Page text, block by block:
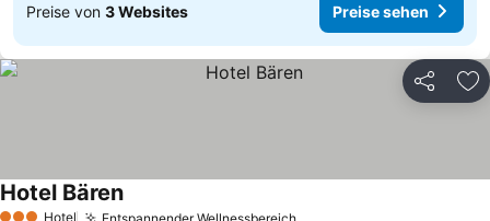
Preise von 3 Websites Preise sehen
Teilen
Hotel Entspannender Wellnessbereich
Hotel Bären